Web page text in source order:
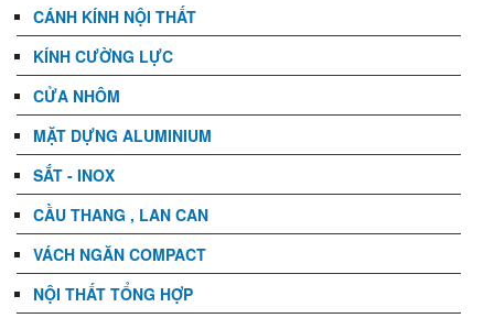
CÁNH KÍNH NỘI THẤT
KÍNH CƯỜNG LỰC
CỬA NHÔM
MẶT DỰNG ALUMINIUM
SẮT - INOX
CẦU THANG , LAN CAN
VÁCH NGĂN COMPACT
NỘI THẤT TỔNG HỢP